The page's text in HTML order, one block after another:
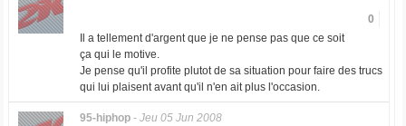
0
Il a tellement d'argent que je ne pense pas que ce soit
ça qui le motive.
Je pense qu'il profite plutot de sa situation pour faire des trucs
qui lui plaisent avant qu'il n'en ait plus l'occasion.
95-hiphop- Jeu 05 Jun 2008